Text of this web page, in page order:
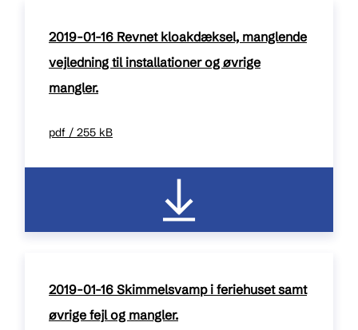
2019-01-16 Revnet kloakdæksel, manglende
vejledning til installationer og øvrige
mangler.
pdf / 255 kB
2019-01-16 Skimmelsvamp i feriehuset samt
øvrige fejl og mangler.